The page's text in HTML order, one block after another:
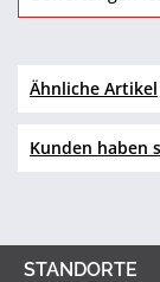
Ähnliche Artikel
Kunden haben
STANDORTE